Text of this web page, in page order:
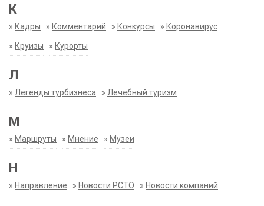
К
» Кадры » Комментарий » Конкурсы » Коронавирус
» Круизы » Курорты
Л
» Легенды турбизнеса » Лечебный туризм
М
» Маршруты » Мнение » Музеи
Н
» Направление » Новости РСТО » Новости компаний